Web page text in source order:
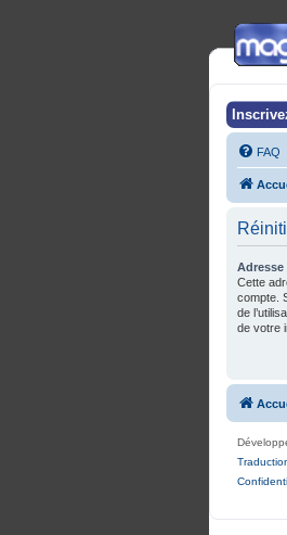
FAQ
Adresse
Cette
compte.
de
de votre